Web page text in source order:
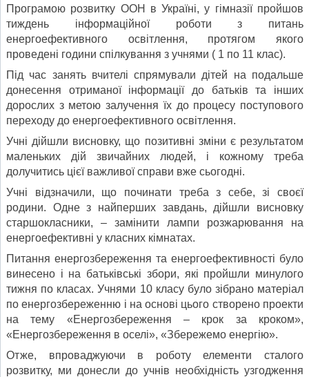
Програмою розвитку ООН в Україні, у гімназії пройшов
тиждень інформаційної роботи з питань
енергоефективного освітлення, протягом якого
проведені години спілкування з учнями ( 1 по 11 клас).
Під час занять вчителі спрямували дітей на подальше
донесення отриманої інформації до батьків та інших
дорослих з метою залучення їх до процесу поступового
переходу до енергоефективного освітлення.
Учні дійшли висновку, що позитивні зміни є результатом
маленьких дій звичайних людей, і кожному треба
долучитись цієї важливої справи вже сьогодні.
Учні відзначили, що починати треба з себе, зі своєї
родини. Одне з найперших завдань, дійшли висновку
старшокласники, – замінити лампи розжарювання на
енергоефективні у класних кімнатах.
Питання енергозбереження та енергоефективності було
винесено і на батьківські збори, які пройшли минулого
тижня по класах. Учнями 10 класу було зібрано матеріал
по енергозбереженню і на основі цього створено проекти
на тему «Енергозбереження – крок за кроком»,
«Енергозбереження в оселі», «Збережемо енергію».
Отже, впроваджуючи в роботу елементи сталого
розвитку, ми донесли до учнів необхідність узгодження